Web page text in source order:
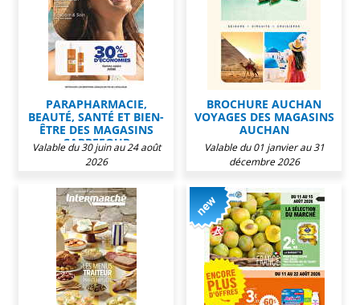
PARAPHARMACIE,
BEAUTÉ, SANTÉ ET BIEN-
ÊTRE DES MAGASINS
CARREFOUR
Valable du 30 juin au 24 août
2026
BROCHURE AUCHAN
VOYAGES DES MAGASINS
AUCHAN
Valable du 01 janvier au 31
décembre 2026